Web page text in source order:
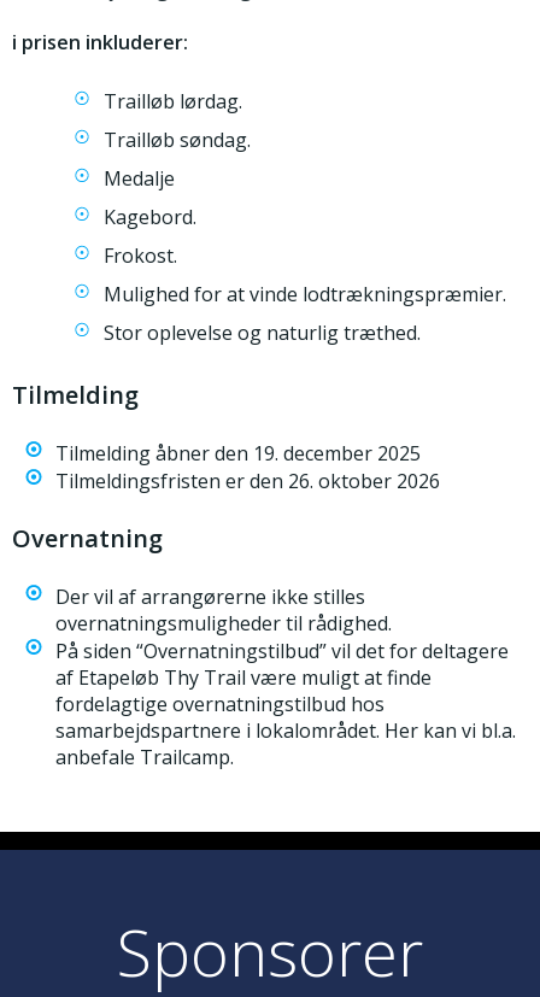
i prisen inkluderer:
Trailløb lørdag.
Trailløb søndag.
Medalje
Kagebord.
Frokost.
Mulighed for at vinde lodtrækningspræmier.
Stor oplevelse og naturlig træthed.
Tilmelding
Tilmelding åbner den 19. december 2025
Tilmeldingsfristen er den 26. oktober 2026
Overnatning
Der vil af arrangørerne ikke stilles
overnatningsmuligheder til rådighed.
På siden “Overnatningstilbud” vil det for deltagere
af Etapeløb Thy Trail være muligt at finde
fordelagtige overnatningstilbud hos
samarbejdspartnere i lokalområdet. Her kan vi bl.a.
anbefale Trailcamp.
Sponsorer